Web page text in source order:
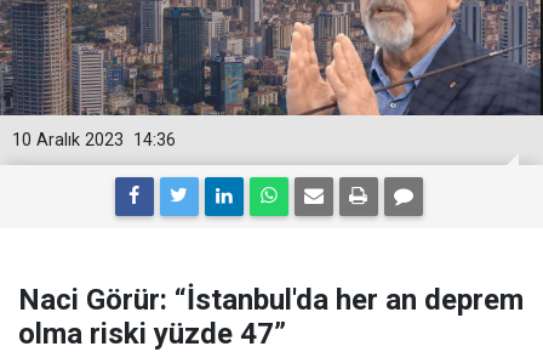
14:36
10 Aralık 2023
Naci Görür: “İstanbul'da her an deprem
olma riski yüzde 47”